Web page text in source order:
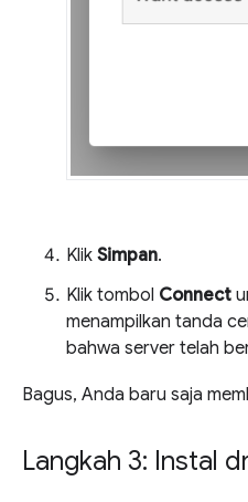
Klik Simpan.
Klik tombol Connect
menampilkan tanda
bahwa server telah
Bagus, Anda baru saja
Langkah 3: Instal